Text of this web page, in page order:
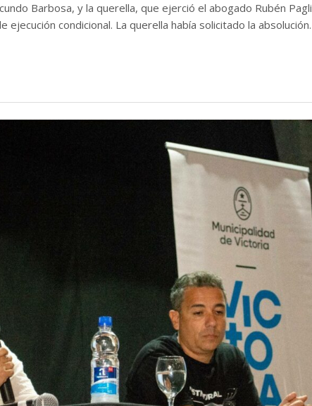
Barbosa, y la querella, que ejerció el abogado Rubén
ejecución condicional. La querella había solicitado la